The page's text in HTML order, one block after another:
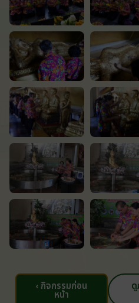
‹ กิจกรรมก่อน
หน้า